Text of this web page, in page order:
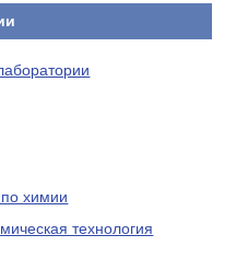
химии
технология